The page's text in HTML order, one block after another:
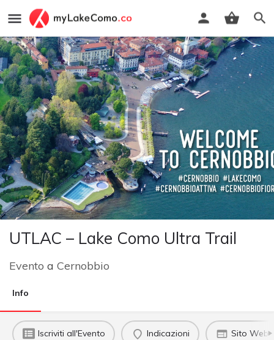
UTLAC – Lake Como Ultra Trail
Evento a Cernobbio
Info
Iscriviti all'Evento Indicazioni Sito Web